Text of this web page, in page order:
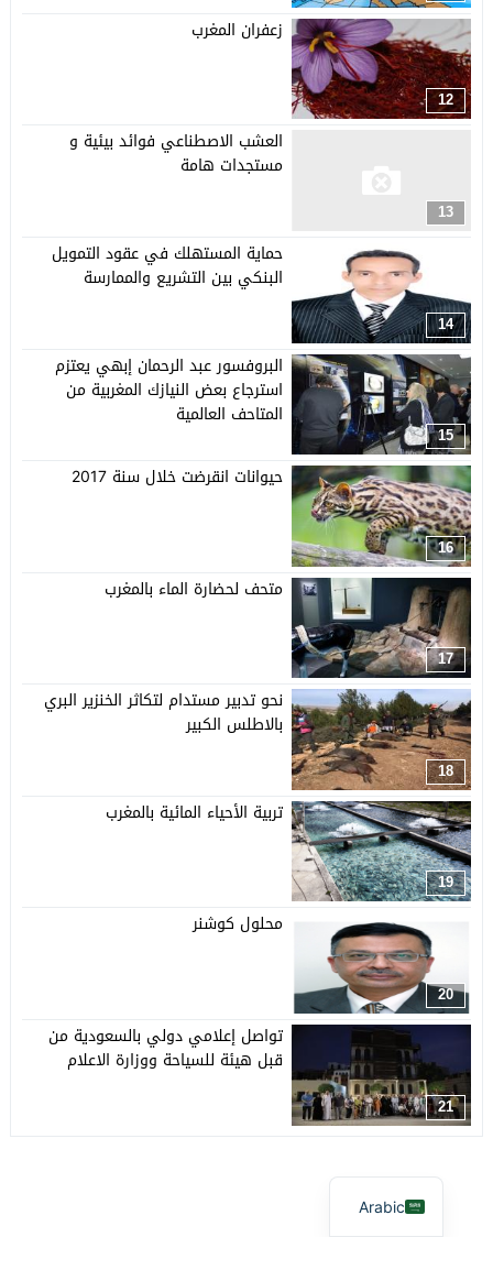
12
زعفران المغرب
13
العشب الاصطناعي فوائد بيئية و
مستجدات هامة
14
حماية المستهلك في عقود التمويل
البنكي بين التشريع والممارسة
15
البروفسور عبد الرحمان إبهي يعتزم
استرجاع بعض النيازك المغربية من
المتاحف العالمية
16
حيوانات انقرضت خلال سنة 2017
17
متحف لحضارة الماء بالمغرب
18
نحو تدبير مستدام لتكاثر الخنزير البري
بالاطلس الكبير
19
تربية الأحياء المائية بالمغرب
20
محلول كوشنر
21
تواصل إعلامي دولي بالسعودية من
قبل هيئة للسياحة ووزارة الاعلام
Arabic